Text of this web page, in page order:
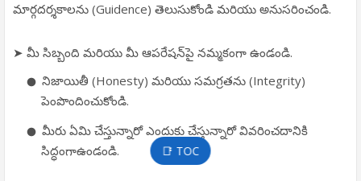
మార్గదర్శకాలను (Guidence) తెలుసుకోండి మరియు అనుసరించండి.
➤ మీ సిబ్బంది మరియు మీ ఆపరేషన్‌పై నమ్మకంగా ఉండండి.
నిజాయితీ (Honesty) మరియు సమగ్రతను (Integrity)
పెంపొందించుకోండి.
మీరు ఏమి చేస్తున్నారో ఎందుకు చేస్తున్నారో వివరించదానికి
సిద్ధంగాఉండండి.
📑 TOC